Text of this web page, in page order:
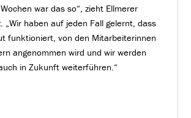
war das so“, zieht Ellmerer
„Wir haben auf jeden Fall gelernt, dass
funktioniert, von den Mitarbeiterinnen
angenommen wird und wir werden
in Zukunft weiterführen.“